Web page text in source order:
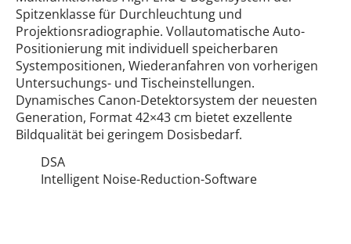
Spitzenklasse für Durchleuchtung und
Projektionsradiographie. Vollautomatische Auto-
Positionierung mit individuell speicherbaren
Systempositionen, Wiederanfahren von vorherigen
Untersuchungs- und Tischeinstellungen.
Dynamisches Canon-Detektorsystem der neuesten
Generation, Format 42×43 cm bietet exzellente
Bildqualität bei geringem Dosisbedarf.
DSA
Intelligent Noise-Reduction-Software